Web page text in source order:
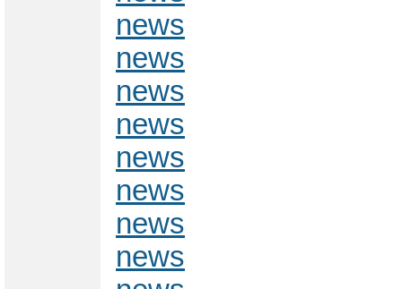
news
news
news
news
news
news
news
news